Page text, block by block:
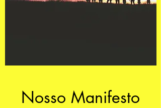
Nosso Manifesto